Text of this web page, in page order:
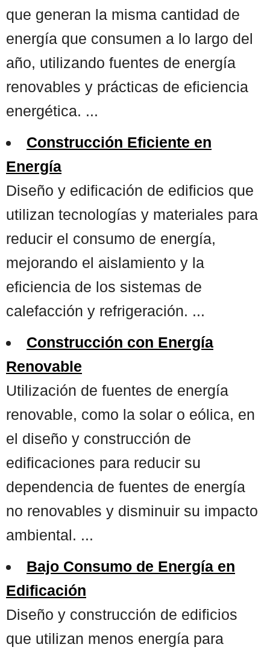
que generan la misma cantidad de
energía que consumen a lo largo del
año, utilizando fuentes de energía
renovables y prácticas de eficiencia
energética. ...
Construcción Eficiente en
Energía
Diseño y edificación de edificios que
utilizan tecnologías y materiales para
reducir el consumo de energía,
mejorando el aislamiento y la
eficiencia de los sistemas de
calefacción y refrigeración. ...
Construcción con Energía
Renovable
Utilización de fuentes de energía
renovable, como la solar o eólica, en
el diseño y construcción de
edificaciones para reducir su
dependencia de fuentes de energía
no renovables y disminuir su impacto
ambiental. ...
Bajo Consumo de Energía en
Edificación
Diseño y construcción de edificios
que utilizan menos energía para